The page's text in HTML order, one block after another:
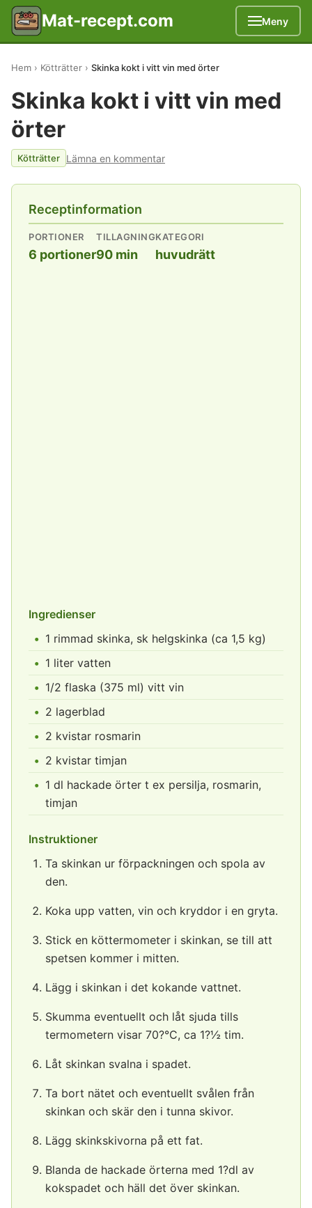
Mat-recept.com Meny
Hem Kötträtter Skinka kokt i vitt vin med örter
Skinka kokt i vitt vin med
örter
Kötträtter Lämna en kommentar
Receptinformation
PORTIONER
6 portioner
TILLAGNING
90 min
KATEGORI
huvudrätt
Ingredienser
1 rimmad skinka, sk helgskinka (ca 1,5 kg)
1 liter vatten
1/2 flaska (375 ml) vitt vin
2 lagerblad
2 kvistar rosmarin
2 kvistar timjan
1 dl hackade örter t ex persilja, rosmarin,
timjan
Instruktioner
Ta skinkan ur förpackningen och spola av
den.
Koka upp vatten, vin och kryddor i en gryta.
Stick en köttermometer i skinkan, se till att
spetsen kommer i mitten.
Lägg i skinkan i det kokande vattnet.
Skumma eventuellt och låt sjuda tills
termometern visar 70?°C, ca 1?½ tim.
Låt skinkan svalna i spadet.
Ta bort nätet och eventuellt svålen från
skinkan och skär den i tunna skivor.
Lägg skinkskivorna på ett fat.
Blanda de hackade örterna med 1?dl av
kokspadet och häll det över skinkan.